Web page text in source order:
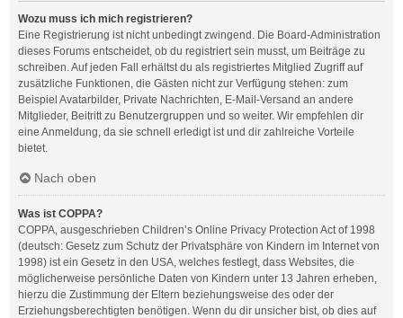
Wozu muss ich mich registrieren?
Eine Registrierung ist nicht unbedingt zwingend. Die Board-Administration
dieses Forums entscheidet, ob du registriert sein musst, um Beiträge zu
schreiben. Auf jeden Fall erhältst du als registriertes Mitglied Zugriff auf
zusätzliche Funktionen, die Gästen nicht zur Verfügung stehen: zum
Beispiel Avatarbilder, Private Nachrichten, E-Mail-Versand an andere
Mitglieder, Beitritt zu Benutzergruppen und so weiter. Wir empfehlen dir
eine Anmeldung, da sie schnell erledigt ist und dir zahlreiche Vorteile
bietet.
Nach oben
Was ist COPPA?
COPPA, ausgeschrieben Children’s Online Privacy Protection Act of 1998
(deutsch: Gesetz zum Schutz der Privatsphäre von Kindern im Internet von
1998) ist ein Gesetz in den USA, welches festlegt, dass Websites, die
möglicherweise persönliche Daten von Kindern unter 13 Jahren erheben,
hierzu die Zustimmung der Eltern beziehungsweise des oder der
Erziehungsberechtigten benötigen. Wenn du dir unsicher bist, ob dies auf